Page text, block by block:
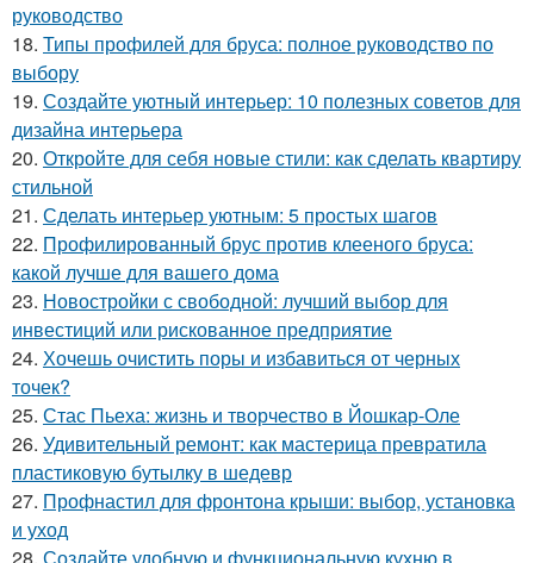
руководство
18. Типы профилей для бруса: полное руководство по
выбору
19. Создайте уютный интерьер: 10 полезных советов для
дизайна интерьера
20. Откройте для себя новые стили: как сделать квартиру
стильной
21. Сделать интерьер уютным: 5 простых шагов
22. Профилированный брус против клееного бруса:
какой лучше для вашего дома
23. Новостройки с свободной: лучший выбор для
инвестиций или рискованное предприятие
24. Хочешь очистить поры и избавиться от черных
точек?
25. Стас Пьеха: жизнь и творчество в Йошкар-Оле
26. Удивительный ремонт: как мастерица превратила
пластиковую бутылку в шедевр
27. Профнастил для фронтона крыши: выбор, установка
и уход